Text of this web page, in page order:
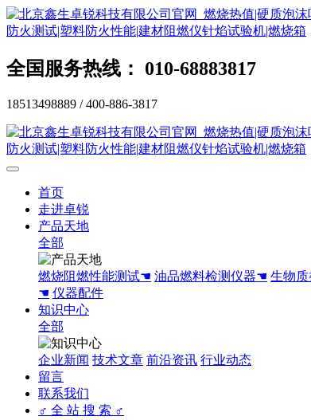
全国服务热线： 010-68883817
18513498889 / 400-886-3817
首页
走进卓锐
产品天地
全部
燃烧阻燃性能测试☚ 油品燃料检测仪器☚ 生物
☚ 仪器配件
知识中心
全部
企业新闻 技术文章 前沿资讯 行业动态
留言
联系我们
♂ 全 站 搜 索 ♂